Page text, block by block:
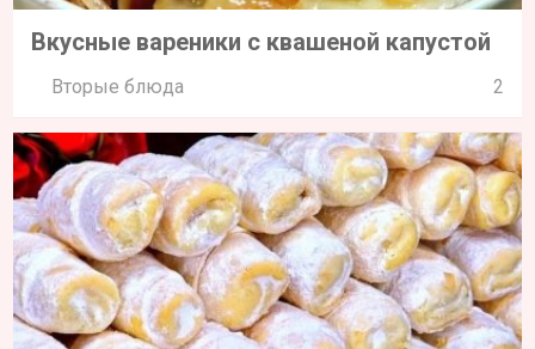
Вкусные вареники с квашеной капустой
Вторые блюда 2